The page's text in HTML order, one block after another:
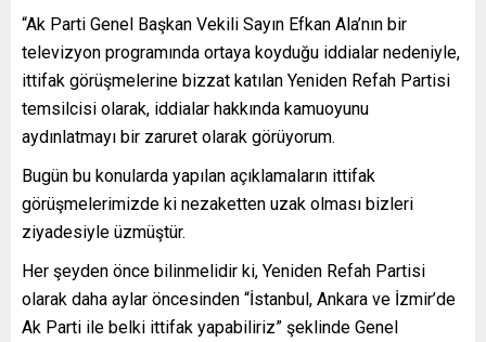
“Ak Parti Genel Başkan Vekili Sayın Efkan Ala’nın bir
televizyon programında ortaya koyduğu iddialar nedeniyle,
ittifak görüşmelerine bizzat katılan Yeniden Refah Partisi
temsilcisi olarak, iddialar hakkında kamuoyunu
aydınlatmayı bir zaruret olarak görüyorum.
Bugün bu konularda yapılan açıklamaların ittifak
görüşmelerimizde ki nezaketten uzak olması bizleri
ziyadesiyle üzmüştür.
Her şeyden önce bilinmelidir ki, Yeniden Refah Partisi
olarak daha aylar öncesinden “İstanbul, Ankara ve İzmir’de
Ak Parti ile belki ittifak yapabiliriz” şeklinde Genel